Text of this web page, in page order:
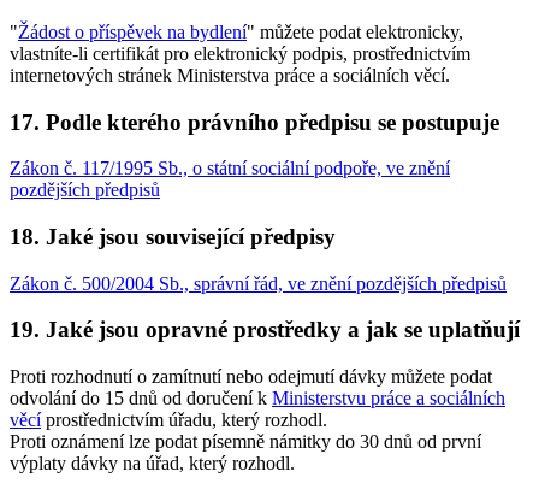
"Žádost o příspěvek na bydlení" můžete podat elektronicky,
vlastníte-li certifikát pro elektronický podpis, prostřednictvím
internetových stránek Ministerstva práce a sociálních věcí.
17. Podle kterého právního předpisu se postupuje
Zákon č. 117/1995 Sb., o státní sociální podpoře, ve znění
pozdějších předpisů
18. Jaké jsou související předpisy
Zákon č. 500/2004 Sb., správní řád, ve znění pozdějších předpisů
19. Jaké jsou opravné prostředky a jak se uplatňují
Proti rozhodnutí o zamítnutí nebo odejmutí dávky můžete podat
odvolání do 15 dnů od doručení k Ministerstvu práce a sociálních
věcíprostřednictvím úřadu, který rozhodl.
Proti oznámení lze podat písemně námitky do 30 dnů od první
výplaty dávky na úřad, který rozhodl.